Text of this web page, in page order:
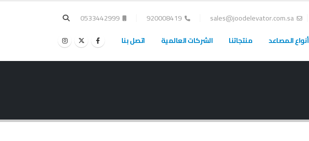
sales@joodelevator.com.sa
920008419
0533442999
أنواع المصاعد منتجاتنا الشركات العالمية اتصل بنا